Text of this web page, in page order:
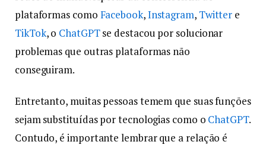
plataformas como Facebook,Instagram, Twitter e
TikTok, o ChatGPTse destacou por solucionar
problemas que outras plataformas não
conseguiram.
Entretanto, muitas pessoas temem que suas funções
sejam substituídas por tecnologias como o ChatGPT.
Contudo, é importante lembrar que a relação é